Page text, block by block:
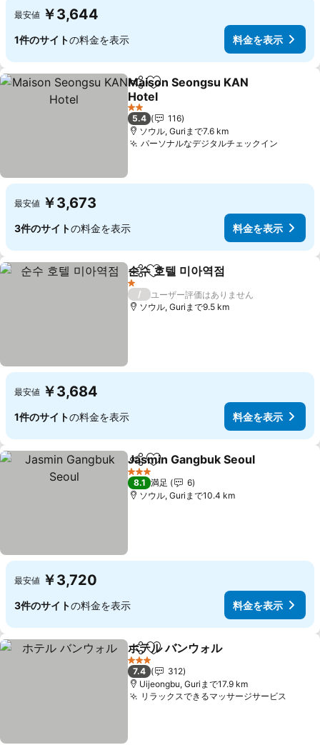
最安値 ￥3,644
1件のサイトの料金を表示 料金を表示
シェアお気に入りに追加
Maison Seongsu KAN
Hotel
2 ホテルのランク
5.4
116
ソウル, Guriまで7.6 km
パーソナルなデジタルチェックイン
最安値 ￥3,673
3件のサイトの料金を表示 料金を表示
シェアお気に入りに追加
순수 호텔 미아역점
1 ホテルのランク
/
ユーザー評価はありません
ソウル, Guriまで9.5 km
最安値 ￥3,684
1件のサイトの料金を表示 料金を表示
シェアお気に入りに追加
Jasmin Gangbuk Seoul
3 ホテルのランク
8.1 満足
6
ソウル, Guriまで10.4 km
最安値 ￥3,720
3件のサイトの料金を表示 料金を表示
シェアお気に入りに追加
ホテル バンウォル
3 ホテルのランク
7.4
312
Uijeongbu, Guriまで17.9 km
リラックスできるマッサージサービス